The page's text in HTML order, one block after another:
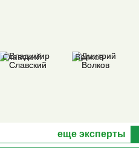
Славский
Волков
Любимов
еще эксперты